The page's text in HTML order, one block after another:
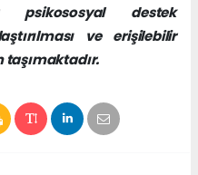
destek
ve erişilebilir